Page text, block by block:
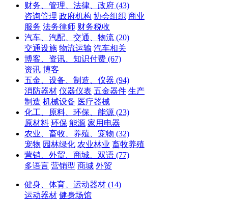
财务、管理、法律、政府 (43)
咨询管理 政府机构 协会组织 商业
服务 法务律师 财务税收
汽车、汽配、交通、物流 (20)
交通设施 物流运输 汽车相关
博客、资讯、知识付费 (67)
资讯 博客
五金、设备、制造、仪器 (94)
消防器材 仪器仪表 五金器件 生产
制造 机械设备 医疗器械
化工、原料、环保、能源 (23)
原材料 环保 能源 家用电器
农业、畜牧、养殖、宠物 (32)
宠物 园林绿化 农业林业 畜牧养殖
营销、外贸、商城、双语 (77)
多语言 营销型 商城 外贸
健身、体育、运动器材 (14)
运动器材 健身场馆